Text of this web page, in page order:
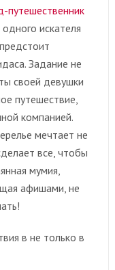
путешественник
искателя
Задание не
своей девушки
путешествие,
компанией.
мечтает не
все, чтобы
мумия,
афишами, не
в не только в